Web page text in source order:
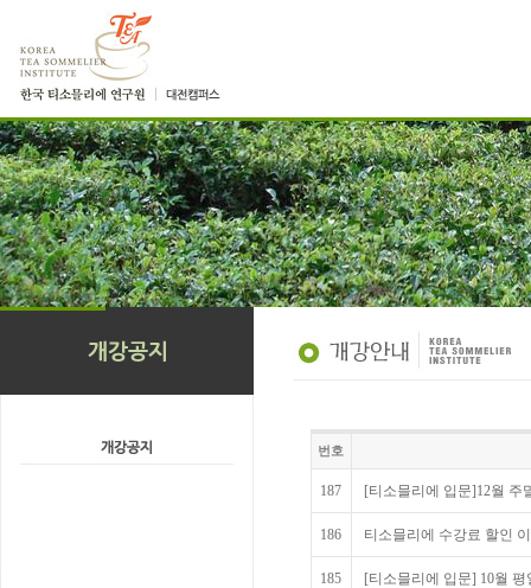
번호
187 [티소믈리에 입문]12월 주
186 티소믈리에 수강료 할인
185 [티소믈리에 입문] 10월